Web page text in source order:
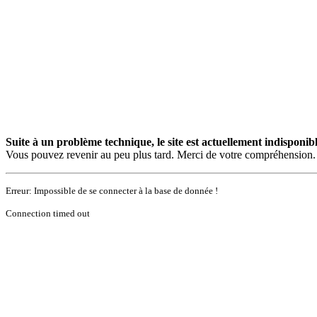
Suite à un problème technique, le site est actuellement
Vous pouvez revenir au peu plus tard. Merci de votre compréhension.
Erreur: Impossible de se connecter à la base de donnée !
Connection timed out